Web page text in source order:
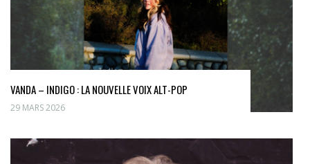
VANDA – INDIGO : LA NOUVELLE VOIX ALT-POP
29 MARS 2026